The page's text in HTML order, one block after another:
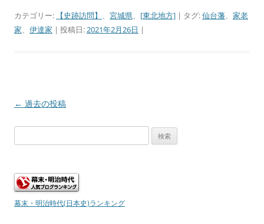
カテゴリー: 【史跡訪問】 、 宮城県、 [東北地方] | タグ:仙台藩、 家老
家、 伊達家 | 投稿日:2021年2月26日 |
投
ー
シ
← 過去の投稿
索:
幕末・明治時代(日本史)ランキング